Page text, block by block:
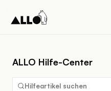
ALLO Hilfe-Center
Hilfeartikel suchen